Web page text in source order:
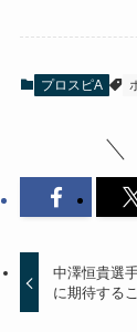
プロスピA
中澤恒貴選
に期待する